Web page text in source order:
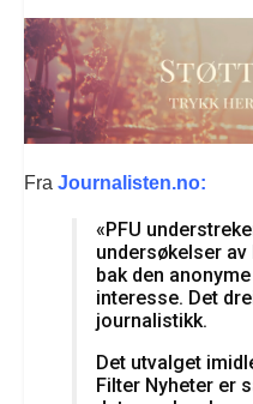
Fra Journalisten.no:
«PFU
undersøkelser
bak den
interesse. Det
journalistikk.
Det utvalget
Filter Nyheter er